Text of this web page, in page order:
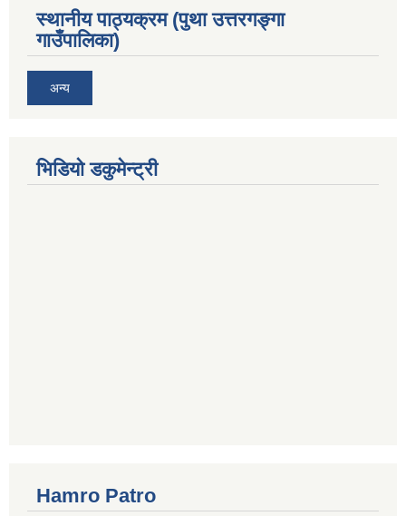
स्थानीय पाठ्यक्रम (पुथा उत्तरगङ्गा
गाउँपालिका)
अन्य
भिडियो डकुमेन्ट्री
Hamro Patro